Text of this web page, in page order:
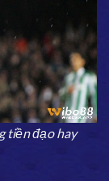
tiền đạo hay